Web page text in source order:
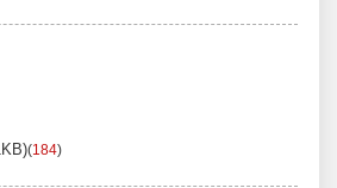
(184)